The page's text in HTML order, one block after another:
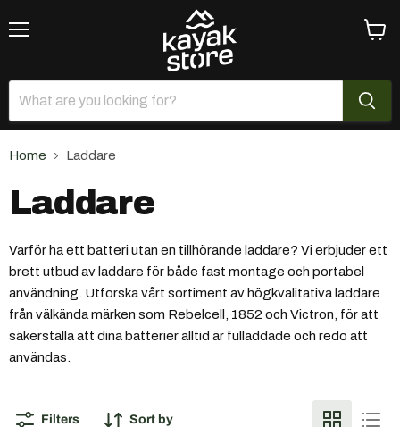
Home Laddare
Laddare
Varför ha ett batteri utan en tillhörande laddare? Vi erbjuder ett
brett utbud av laddare för både fast montage och portabel
användning. Utforska vårt sortiment av högkvalitativa laddare
från välkända märken som Rebelcell, 1852 och Victron, för att
säkerställa att dina batterier alltid är fulladdade och redo att
användas.
Filters Sort by